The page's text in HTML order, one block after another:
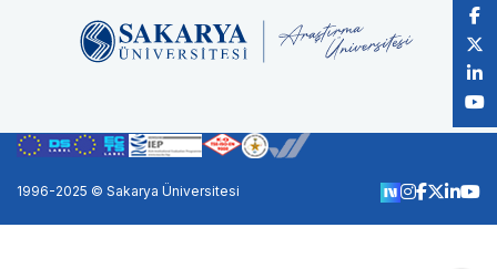
1996-2025 © Sakarya Üniversitesi